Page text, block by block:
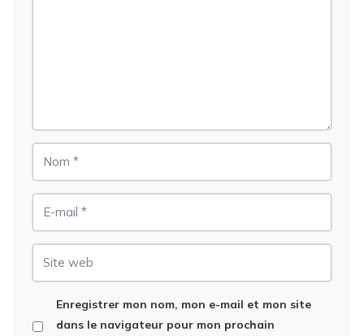
Enregistrer mon nom, mon e-mail et mon site
dans le navigateur pour mon prochain